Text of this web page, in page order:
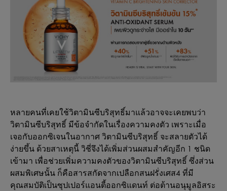
หลายคนที่เคยใช้วิตามินซีบริสุทธิ์มาแล้วอาจจะเคยพบว่า
วิตามินซีบริสุทธิ์ มีข้อจำกัดในเรื่องความคงตัว เพราะเมื่อ
เจอกับออกซิเจนในอากาศ วิตามินซีบริสุทธิ์ จะสลายตัวได้
ง่ายขึ้น ด้วยสาเหตุนี้ วิชี่จึงได้เพิ่มส่วนผสมสำคัญอีก 1 ชนิด
เข้ามา เพื่อช่วยเพิ่มความคงตัวของวิตามินซีบริสุทธิ์ ซึ่งส่วน
ผสมพิเศษนั้น ก็คือสารสกัดจากเปลือกสนฝรั่งเศส4 ที่มี
คุณสมบัติเป็นซุปเปอร์แอนตี้ออกซิแดนท์ ต่อต้านอนุมูลอิสระ